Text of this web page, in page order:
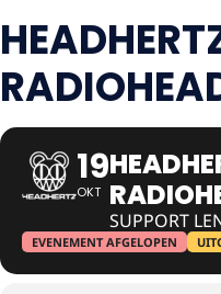
19
OKT
SUPPORT
EVENEMENT AFGELOPEN